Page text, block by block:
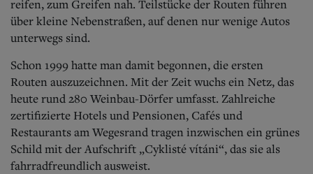
reifen, zum Greifen nah. Teilstücke der Routen führen
über kleine Nebenstraßen, auf denen nur wenige Autos
unterwegs sind.
Schon 1999 hatte man damit begonnen, die ersten
Routen auszuzeichnen. Mit der Zeit wuchs ein Netz, das
heute rund 280 Weinbau-Dörfer umfasst. Zahlreiche
zertifizierte Hotels und Pensionen, Cafés und
Restaurants am Wegesrand tragen inzwischen ein grünes
Schild mit der Aufschrift „Cyklisté vítáni“, das sie als
fahrradfreundlich ausweist.